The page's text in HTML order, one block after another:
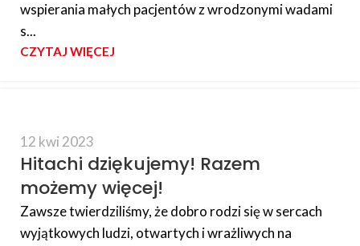
wspierania małych pacjentów z wrodzonymi wadami
s...
CZYTAJ WIĘCEJ
12 kwi 2023
Hitachi dziękujemy! Razem
możemy więcej!
Zawsze twierdziliśmy, że dobro rodzi się w sercach
wyjątkowych ludzi, otwartych i wrażliwych na